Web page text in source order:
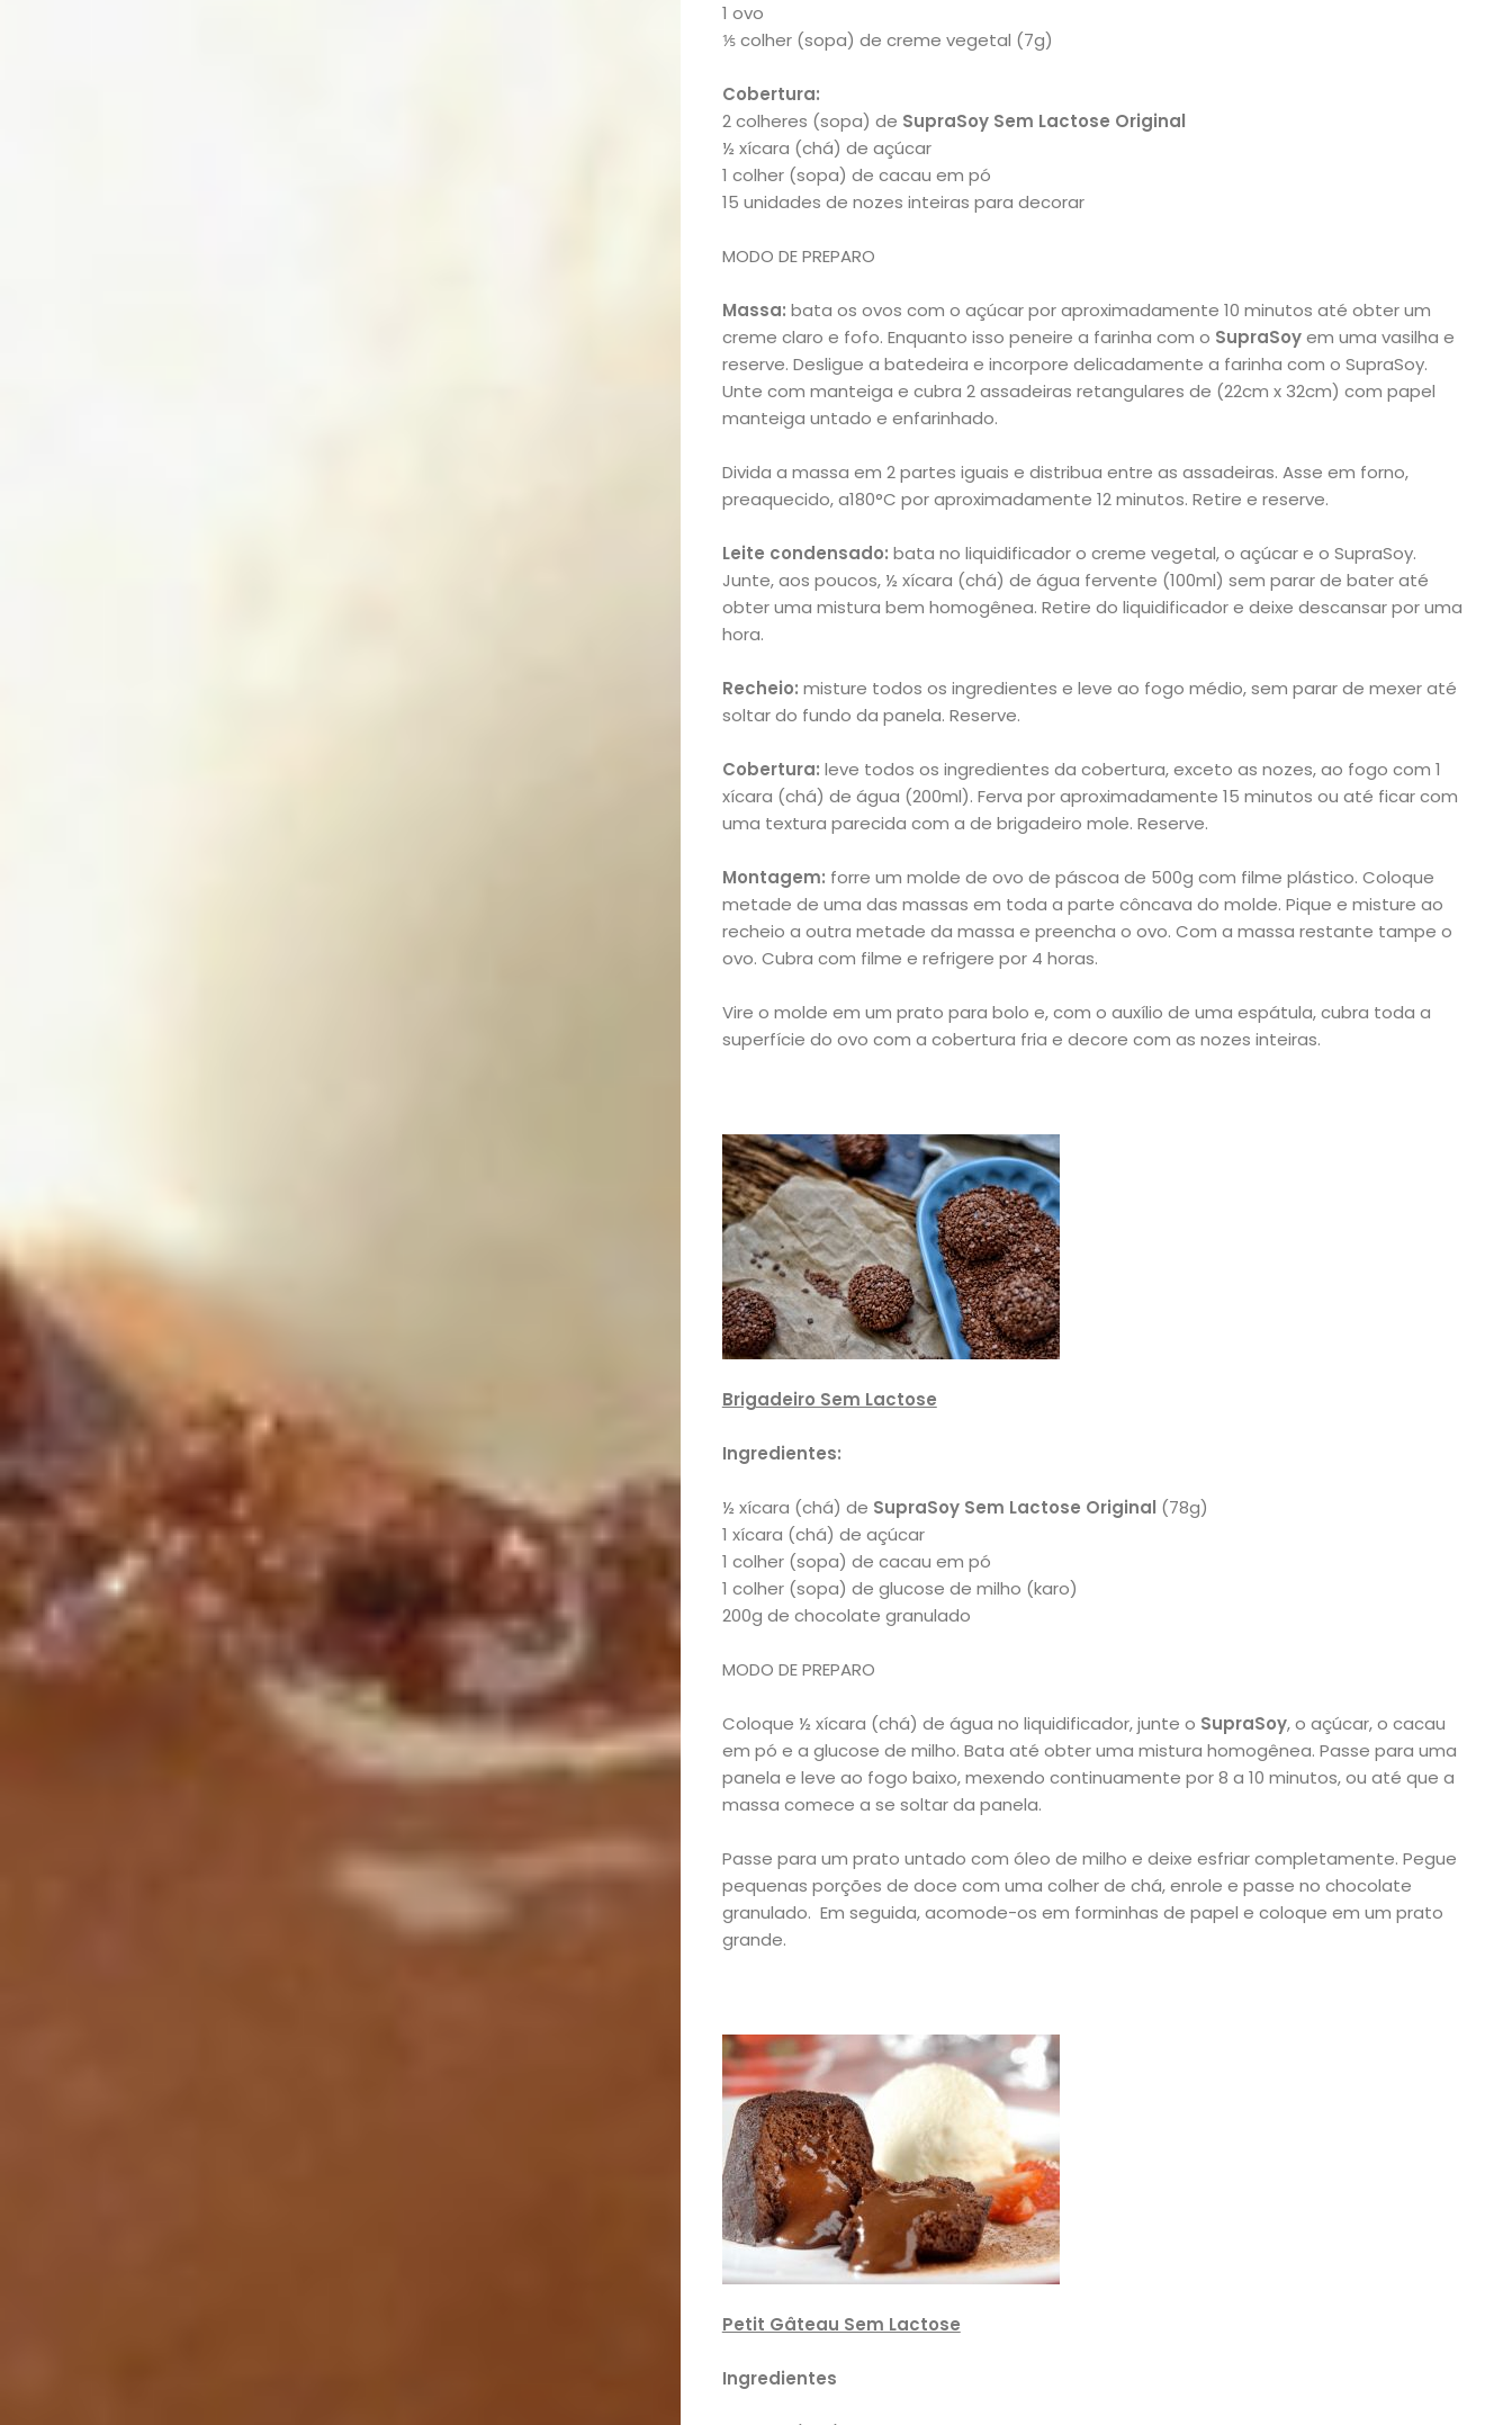
Início
Beleza
Bora
lá!
Casa
e
Decoração
Homem
Mães
&
Filhos
Notícias
Opinião
Pets
Receitas
Saúde
e
Qualidade
de
Sexualidade
Variedades
Buscar
1 ovo
⅕ colher (sopa) de creme vegetal (7g)
Cobertura:
2 colheres (sopa) de SupraSoy Sem Lactose Original
½ xícara (chá) de açúcar
1 colher (sopa) de cacau em pó
15 unidades de nozes inteiras para decorar
MODO DE PREPARO
Massa: bata os ovos com o açúcar por aproximadamente 10 minutos até obter um
creme claro e fofo. Enquanto isso peneire a farinha com o SupraSoyem uma vasilha e
reserve. Desligue a batedeira e incorpore delicadamente a farinha com o SupraSoy.
Unte com manteiga e cubra 2 assadeiras retangulares de (22cm x 32cm) com papel
manteiga untado e enfarinhado.
Divida a massa em 2 partes iguais e distribua entre as assadeiras. Asse em forno,
preaquecido, a180°C por aproximadamente 12 minutos. Retire e reserve.
Leite condensado: bata no liquidificador o creme vegetal, o açúcar e o SupraSoy.
Junte, aos poucos, ½ xícara (chá) de água fervente (100ml) sem parar de bater até
obter uma mistura bem homogênea. Retire do liquidificador e deixe descansar por uma
hora.
Recheio: misture todos os ingredientes e leve ao fogo médio, sem parar de mexer até
soltar do fundo da panela. Reserve.
Cobertura: leve todos os ingredientes da cobertura, exceto as nozes, ao fogo com 1
xícara (chá) de água (200ml). Ferva por aproximadamente 15 minutos ou até ficar com
uma textura parecida com a de brigadeiro mole. Reserve.
Montagem: forre um molde de ovo de páscoa de 500g com filme plástico. Coloque
metade de uma das massas em toda a parte côncava do molde. Pique e misture ao
recheio a outra metade da massa e preencha o ovo. Com a massa restante tampe o
ovo. Cubra com filme e refrigere por 4 horas.
Vire o molde em um prato para bolo e, com o auxílio de uma espátula, cubra toda a
superfície do ovo com a cobertura fria e decore com as nozes inteiras.
Brigadeiro Sem Lactose
Ingredientes:
½ xícara (chá) de SupraSoy Sem Lactose Original (78g)
1 xícara (chá) de açúcar
1 colher (sopa) de cacau em pó
1 colher (sopa) de glucose de milho (karo)
200g de chocolate granulado
MODO DE PREPARO
Coloque ½ xícara (chá) de água no liquidificador, junte o SupraSoy, o açúcar, o cacau
em pó e a glucose de milho. Bata até obter uma mistura homogênea. Passe para uma
panela e leve ao fogo baixo, mexendo continuamente por 8 a 10 minutos, ou até que a
massa comece a se soltar da panela.
Passe para um prato untado com óleo de milho e deixe esfriar completamente. Pegue
pequenas porções de doce com uma colher de chá, enrole e passe no chocolate
granulado. Em seguida, acomode-os em forminhas de papel e coloque em um prato
grande.
Petit Gâteau Sem Lactose
Ingredientes